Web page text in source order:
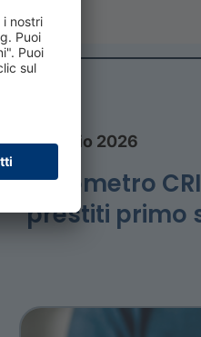
27 luglio 2026
Barometro
prestiti primo